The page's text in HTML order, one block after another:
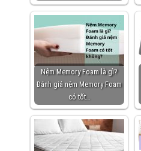
Nệm Memory Foam là gì?
Đánh giá nệm Memory Foam
có tốt…